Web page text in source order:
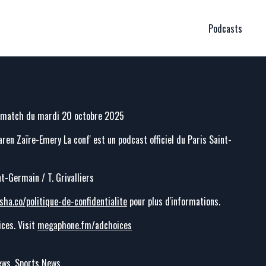
Podcasts
du mardi 20 octobre 2025
Zaïre-Emery La conf' est un podcast officiel du Paris Saint-
Germain / T. Grivalliers
politique-de-confidentialite pour plus d'informations.
Visit megaphone.fm/adchoices
Sports News